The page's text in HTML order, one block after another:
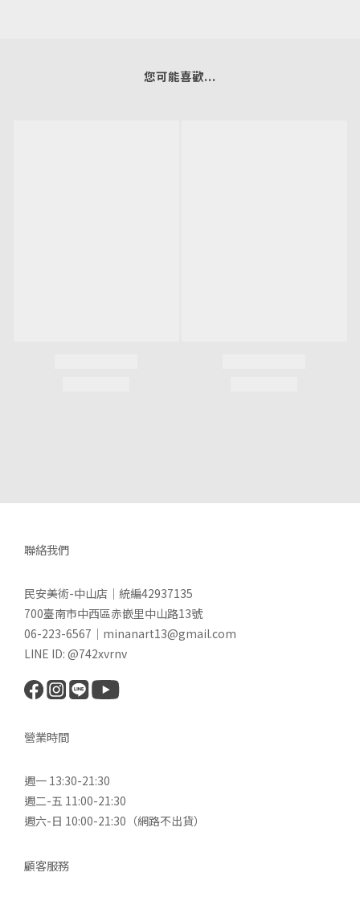
您可能喜歡...
聯絡我們
民安美術-中山店｜統編42937135
700臺南市中西區赤嵌里中山路13號
06-223-6567｜minanart13@gmail.com
LINE ID: @742xvrnv
營業時間
週一 13:30-21:30
週二-五 11:00-21:30
週六-日 10:00-21:30（網路不出貨）
顧客服務